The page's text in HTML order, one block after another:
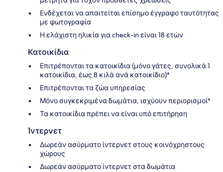
Ενδέχεται να απαιτείται επίσημο έγγραφο ταυτότητας
με φωτογραφία
Η ελάχιστη ηλικία για check-in είναι 18 ετών
Κατοικίδια
Επιτρέπονται τα κατοικίδια (μόνο γάτες, συνολικά 1
κατοικίδια, έως 8 κιλά ανά κατοικίδιο)*
Επιτρέπονται τα ζώα υπηρεσίας
Μόνο συγκεκριμένα δωμάτια, ισχύουν περιορισμοί*
Τα κατοικίδια πρέπει να είναι υπό επιτήρηση
Ίντερνετ
Δωρεάν ασύρματο ίντερνετ στους κοινόχρηστους
χώρους
Δωρεάν ασύρματο ίντερνετ στα δωμάτια